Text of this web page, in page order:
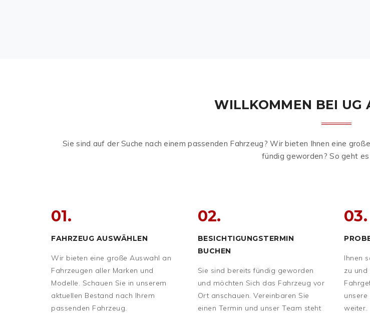
WILLKOMMEN BEI UG
Sie sind auf der Suche nach einem passenden Fahrzeug? Wir bieten Ihnen eine
fündig geworden? So geht
01.
FAHRZEUG AUSWÄHLEN
Wir bieten eine große Auswahl an
Fahrzeugen aller Marken und
Modelle. Schauen Sie in unserem
aktuellen Bestand nach Ihrem
passenden Fahrzeug.
02.
BESICHTIGUNGSTERMIN
BUCHEN
Sie sind bereits fündig geworden
und möchten Sich das Fahrzeug vor
Ort anschauen. Vereinbaren Sie
einen Termin und unser Team steht
03.
Ihnen
zu
unsere
weiter.